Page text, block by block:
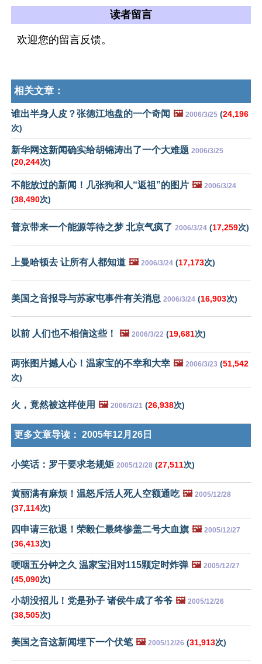
读者留言
欢迎您的留言反馈。
相关文章：
谁出半身人皮？张德江地盘的一个奇闻 🖼️ 2006/3/25 (24,196
次)
新华网这新闻确实给胡锦涛出了一个大难题 2006/3/25
(20,244次)
不能放过的新闻！几张狗和人“返祖”的图片 🖼️ 2006/3/24
(38,490次)
普京带来一个能源等待之梦 北京气疯了 2006/3/24 (17,259次)
上曼哈顿去 让所有人都知道 🖼️ 2006/3/24 (17,173次)
美国之音报导与苏家屯事件有关消息 2006/3/24 (16,903次)
以前 人们也不相信这些！ 🖼️ 2006/3/22 (19,681次)
两张图片撼人心！温家宝的不幸和大幸 🖼️ 2006/3/23 (51,542
次)
火，竟然被这样使用 🖼️ 2006/3/21 (26,938次)
更多文章导读： 2005年12月26日
小笑话：罗干要求老规矩 2005/12/28 (27,511次)
黄丽满有麻烦！温怒斥活人死人空额通吃 🖼️ 2005/12/28
(37,114次)
四申请三欲退！荣毅仁最终惨盖二号大血旗 🖼️ 2005/12/27
(36,413次)
哽咽五分钟之久 温家宝泪对115颗定时炸弹 🖼️ 2005/12/27
(45,090次)
小胡没招儿！党是孙子 诸侯牛成了爷爷 🖼️ 2005/12/26
(38,505次)
美国之音这新闻埋下一个伏笔 🖼️ 2005/12/26 (31,913次)